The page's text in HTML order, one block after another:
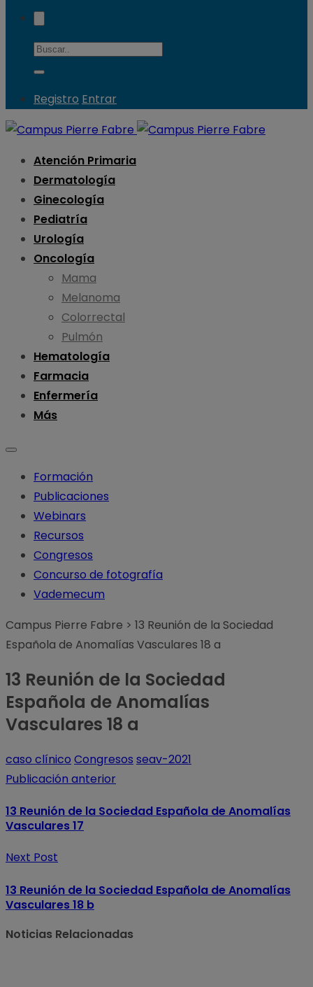
Registro Entrar
Atención Primaria
Dermatología
Ginecología
Pediatría
Urología
Oncología
Mama
Melanoma
Colorrectal
Pulmón
Hematología
Farmacia
Enfermería
Más
Formación
Publicaciones
Webinars
Recursos
Congresos
Concurso de fotografía
Vademecum
Campus Pierre Fabre > 13 Reunión de la Sociedad
Española de Anomalías Vasculares 18 a
13 Reunión de la Sociedad
Española de Anomalías
Vasculares 18 a
caso clínico Congresos seav-2021
Publicación anterior
13 Reunión de la Sociedad Española de Anomalías
Vasculares 17
Next Post
13 Reunión de la Sociedad Española de Anomalías
Vasculares 18 b
Noticias Relacionadas